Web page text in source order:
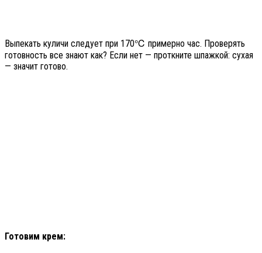
Выпекать куличи следует при 170℃ примерно час. Проверять
готовность все знают как? Если нет — проткните шпажкой: сухая
— значит готово.
Готовим крем: